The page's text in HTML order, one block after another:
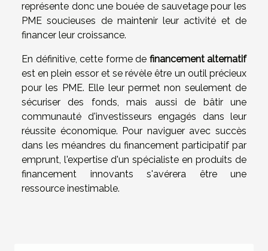
représente donc une bouée de sauvetage pour les
PME soucieuses de maintenir leur activité et de
financer leur croissance.
En définitive, cette forme de financement alternatif
est en plein essor et se révèle être un outil précieux
pour les PME. Elle leur permet non seulement de
sécuriser des fonds, mais aussi de bâtir une
communauté d'investisseurs engagés dans leur
réussite économique. Pour naviguer avec succès
dans les méandres du financement participatif par
emprunt, l'expertise d'un spécialiste en produits de
financement innovants s'avérera être une
ressource inestimable.